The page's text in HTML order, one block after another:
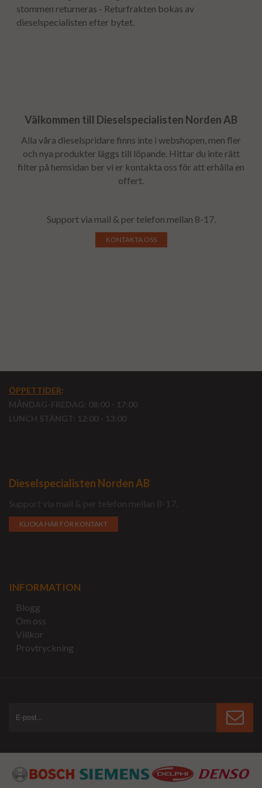
stommen returneras - Returfrakten bokas av
dieselspecialisten efter bytet.
Välkommen till Dieselspecialisten Norden AB
Alla våra dieselspridare finns inte i webshopen, men fler
och nya produkter läggs till löpande. Hittar du inte rätt
filter på hemsidan ber vi er kontakta oss för att erhålla en
offert.
Support via mail & per telefon mellan 8-17.
KONTAKTA OSS
ÖPPETTIDER:
MÅNDAG-FREDAG: 08:00 - 17:00
LUNCH STÄNGT: 12:00 - 13:00
Dieselspecialisten Norden AB
Support via mail & per telefon mellan 8-17.
KLICKA HÄR FÖR KONTAKT
INFORMATION
Blogg
Om oss
Villkor
Provtryckning